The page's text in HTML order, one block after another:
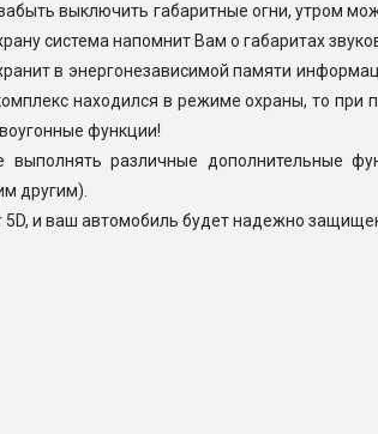
выключить габаритные огни, утром
система напомнит Вам о габаритах
в энергонезависимой памяти
находился в режиме охраны, то
функции!
выполнять различные дополнительные
другим).
и ваш автомобиль будет надежно